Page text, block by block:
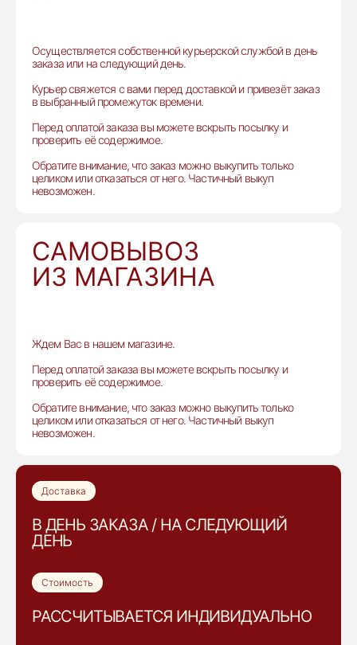
Осуществляется собственной курьерской службой в день
заказа или на следующий день.
Курьер свяжется с вами перед доставкой и привезёт заказ
в выбранный промежуток времени.
Перед оплатой заказа вы можете вскрыть посылку и
проверить её содержимое.
Обратите внимание, что заказ можно выкупить только
целиком или отказаться от него. Частичный выкуп
невозможен.
САМОВЫВОЗ
ИЗ МАГАЗИНА
Ждем Вас в нашем магазине.
Перед оплатой заказа вы можете вскрыть посылку и
проверить её содержимое.
Обратите внимание, что заказ можно выкупить только
целиком или отказаться от него. Частичный выкуп
невозможен.
Доставка
В ДЕНЬ ЗАКАЗА / НА СЛЕДУЮЩИЙ
ДЕНЬ
Стоимость
РАССЧИТЫВАЕТСЯ ИНДИВИДУАЛЬНО